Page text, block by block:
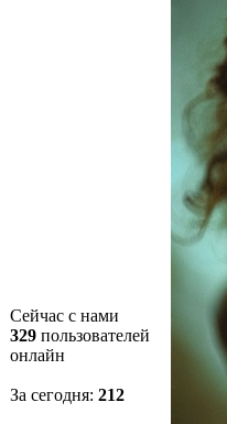
Сейчас с нами
329 пользователей
онлайн
За сегодня: 212